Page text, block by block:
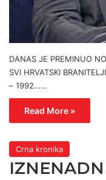
DANAS JE PREMINUO
SVI HRVATSKI
– 1992……
Read More »
Crna kronika